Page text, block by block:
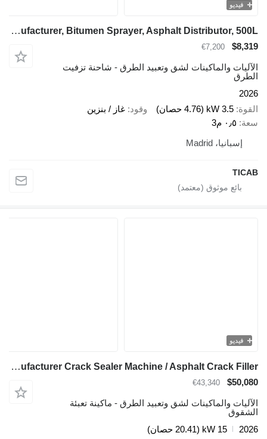
فيديو
TICAB Manufacturer, Bitumen Sprayer, Asphalt Distributor, 500L
$8,319
€7,200
الآليات والماكينات لشق وتعبيد الطرق - شاحنة تزفيت
الطرق
2026
القوة 3.5 kW (4.76 حصان) وقود غاز / بنزين
سعة ٠٫٥ م3
إسبانيا، Madrid
TICAB
فيديو
TICAB Manufacturer Crack Sealer Machine / Asphalt Crack Filler
$50,080
€43,340
الآليات والماكينات لشق وتعبيد الطرق - ماكينة تعبئة
الشقوق
2026
15 kW (20.41 حصان)